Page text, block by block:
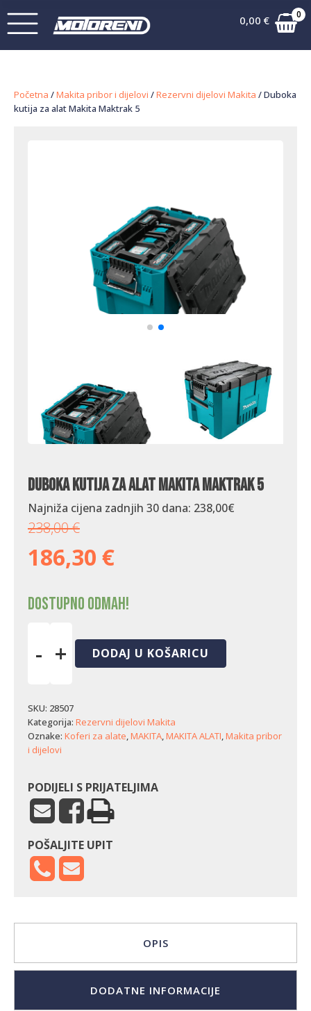
0,00 € 0
Početna /Makita pribor i dijelovi /Rezervni dijelovi Makita / Duboka
kutija za alat Makita Maktrak 5
Duboka kutija za alat Makita Maktrak 5
Najniža cijena zadnjih 30 dana: 238,00€
238,00€
186,30 €
Dostupno odmah!
-
alat
Makita
Maktrak
5
količina
+ DODAJ U KOŠARICU
SKU: 28507
Kategorija: Rezervni dijelovi Makita
Oznake: Koferi za alate,MAKITA,MAKITA ALATI,Makita pribor
i dijelovi
PODIJELI S PRIJATELJIMA
POŠALJITE UPIT
OPIS
DODATNE INFORMACIJE